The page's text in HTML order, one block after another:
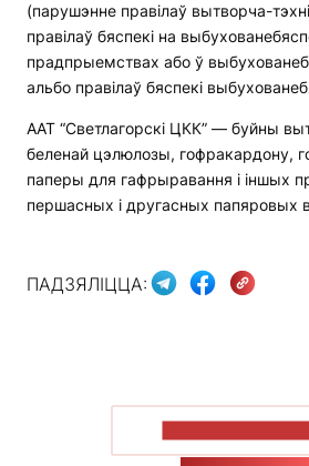
(парушэнне правілаў вытворча-
правілаў бяспекі на
прадпрыемствах або ў
альбо правілаў бяспекі
ААТ “Светлагорскі ЦКК” — буйны
беленай цэлюлозы, гофракардону,
паперы для гафрыравання і іншых
першасных і другасных папяровых
ПАДЗЯЛІЦЦА: